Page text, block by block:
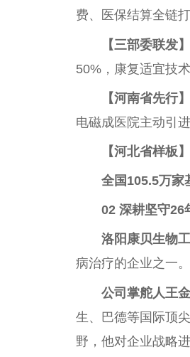
费、医保结算全链打
【三部委联发】
50%，康复适宜技
【河南省先行】
电磁成医院主动引
【河北省样板】
全国 105.5万家
02 深耕坚守26
洛阳康贝生物
病治疗的企业之一
公司掌舵人王
生、巴德等国际顶
野，他对企业战略